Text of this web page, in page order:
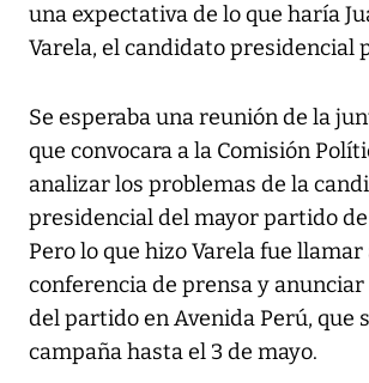
una expectativa de lo que haría
Varela, el candidato presidencial
Se esperaba una reunión de la
que convocara a la Comisión
analizar los problemas de la
presidencial del mayor partido
Pero lo que hizo Varela fue llamar
conferencia de prensa y anunciar
del partido en Avenida Perú, que
campaña hasta el 3 de mayo.